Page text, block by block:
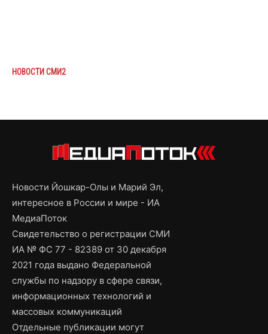
НОВОСТИ СМИ2
Новости Йошкар-Олы и Марий Эл,
интересное в России и мире - ИА
МедиаПоток
Свидетельство о регистрации СМИ
ИА № ФС 77 - 82389 от 30 декабря
2021 года выдано Федеральной
службы по надзору в сфере связи,
информационных технологий и
массовых коммуникаций
Отдельные публикации могут